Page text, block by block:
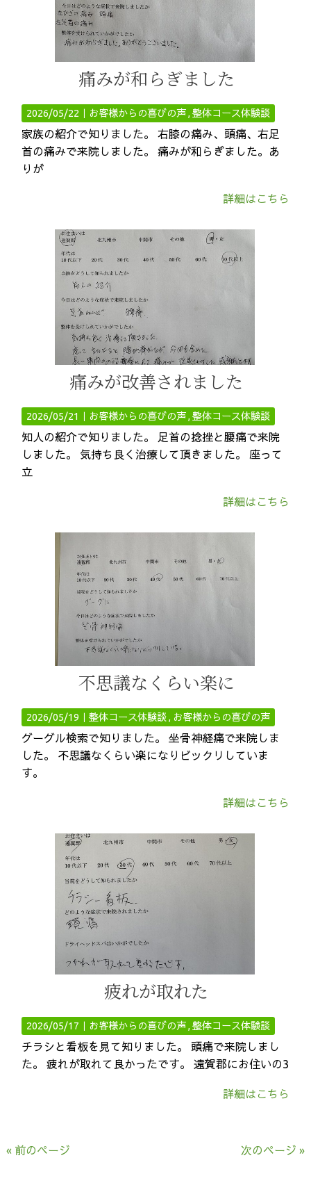
痛みが和らぎました
2026/05/22｜ お客様からの喜びの声 整体コース体験談
家族の紹介で知りました。 右膝の痛み、頭痛、右足
首の痛みで来院しました。 痛みが和らぎました。あ
りが
詳細はこちら
痛みが改善されました
2026/05/21｜ お客様からの喜びの声 整体コース体験談
知人の紹介で知りました。 足首の捻挫と腰痛で来院
しました。 気持ち良く治療して頂きました。 座って
立
詳細はこちら
不思議なくらい楽に
2026/05/19｜整体コース体験談 お客様からの喜びの声
グーグル検索で知りました。 坐骨神経痛で来院しま
した。 不思議なくらい楽になりビックリしていま
す。
詳細はこちら
疲れが取れた
2026/05/17｜ お客様からの喜びの声 整体コース体験談
チラシと看板を見て知りました。 頭痛で来院しまし
た。 疲れが取れて良かったです。 遠賀郡にお住いの3
詳細はこちら
« 前のページ 次のページ »